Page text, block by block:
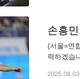
손흥
(서울=연
력하겠습